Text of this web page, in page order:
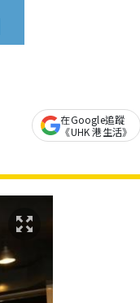
在Google追蹤
《UHK 港生活》